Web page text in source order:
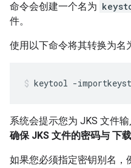
命令会创建一个名为
件。
使用以下命令将其转换为名
keytool -
系统会提示您为 JKS 文件输
确保 JKS 文件的密码与 下载
如果您必须指定密钥别名，